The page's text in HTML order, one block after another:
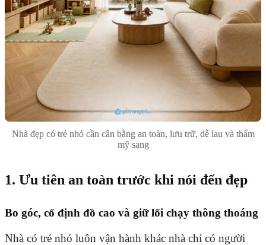
Nhà đẹp có trẻ nhỏ cần cân bằng an toàn, lưu trữ, dễ lau và thẩm
mỹ sang
1. Ưu tiên an toàn trước khi nói đến đẹp
Bo góc, cố định đồ cao và giữ lối chạy thông thoáng
Nhà có trẻ nhỏ luôn vận hành khác nhà chỉ có người